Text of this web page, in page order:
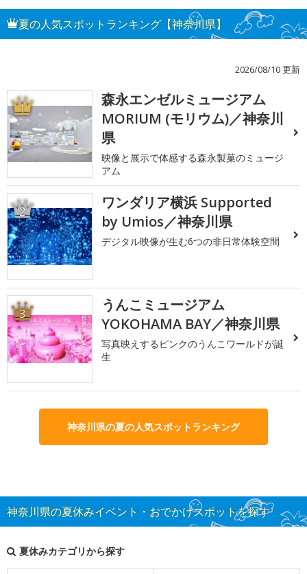
夏の人気スポットランキング【神奈川県】
2026/08/10 更新
1
森永エンゼルミュージアム
MORIUM (モリウム)／神奈川
県
映像と展示で体感する森永製菓のミュージ
アム
2
ワンダリア横浜 Supported
by Umios／神奈川県
デジタル映像が生む6つの非日常体験空間
3
うんこミュージアム
YOKOHAMA BAY／神奈川県
写真映えするピンクのうんこワールドが誕
生
神奈川県の夏の人気スポットランキング
神奈川県の夏休みイベント・おでかけスポットを探す
夏休みカテゴリから探す